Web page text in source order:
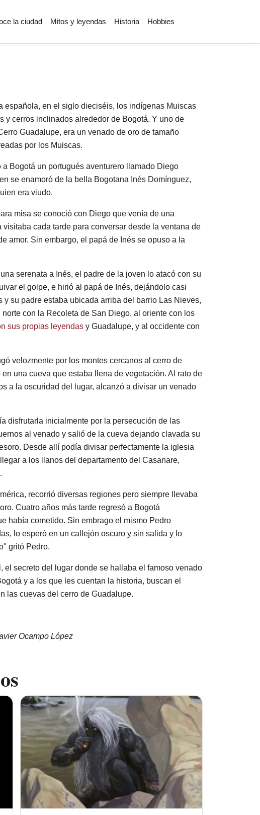
navigation
la ciudad Mitos y leyendas Historia Hobbies
española, en el siglo dieciséis, los indígenas Muiscas
y cerros inclinados alrededor de Bogotá. Y uno de
Guadalupe, era un venado de oro de tamaño
por los Muiscas.
Bogotá un portugués aventurero llamado Diego
se enamoró de la bella Bogotana Inés Domínguez,
era viudo.
misa se conoció con Diego que venía de una
cada tarde para conversar desde la ventana de
amor. Sin embargo, el papá de Inés se opuso a la
serenata a Inés, el padre de la joven lo atacó con su
el golpe, e hirió al papá de Inés, dejándolo casi
y su padre estaba ubicada arriba del barrio Las Nieves,
con la Recoleta de San Diego, al oriente con los
sus propias leyendas y Guadalupe, y al occidente con
velozmente por los montes cercanos al cerro de
una cueva que estaba llena de vegetación. Al rato de
a la oscuridad del lugar, alcanzó a divisar un venado
disfrutarla inicialmente por la persecución de las
al venado y salió de la cueva dejando clavada su
Desde allí podía divisar perfectamente la iglesia
a los llanos del departamento del Casanare,
recorrió diversas regiones pero siempre llevaba
Cuatro años más tarde regresó a Bogotá
había cometido. Sin embrago el mismo Pedro
lo esperó en un callejón oscuro y sin salida y lo
gritó Pedro.
el secreto del lugar donde se hallaba el famoso venado
y a los que les cuentan la historia, buscan el
las cuevas del cerro de Guadalupe.
Ocampo López